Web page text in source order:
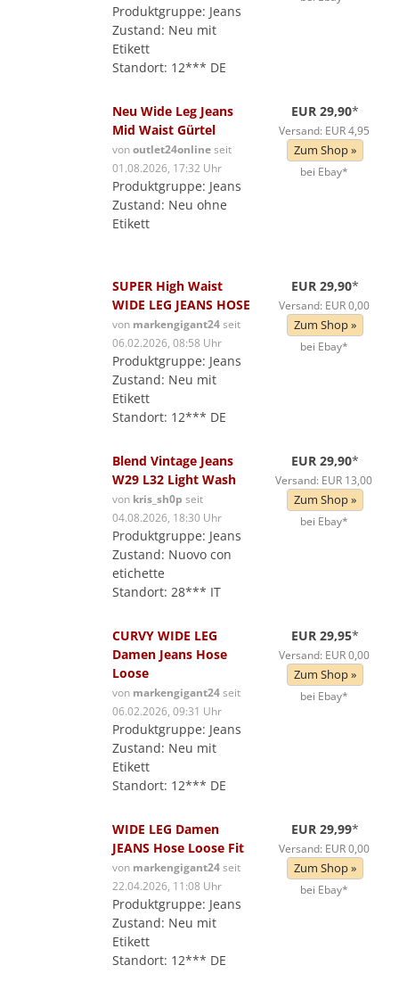
Produktgruppe: Jeans
Zustand: Neu mit
Etikett
Standort: 12*** DE
Neu Wide Leg Jeans
Mid Waist Gürtel
vonoutlet24onlineseit
01.08.2026, 17:32 Uhr
Produktgruppe: Jeans
Zustand: Neu ohne
Etikett
EUR 29,90*
Versand: EUR 4,95
Zum Shop »
bei Ebay*
SUPER High Waist
WIDE LEG JEANS HOSE
von markengigant24seit
06.02.2026, 08:58 Uhr
Produktgruppe: Jeans
Zustand: Neu mit
Etikett
Standort: 12*** DE
EUR 29,90*
Versand: EUR 0,00
Zum Shop »
bei Ebay*
Blend Vintage Jeans
W29 L32 Light Wash
von kris_sh0p seit
04.08.2026, 18:30 Uhr
Produktgruppe: Jeans
Zustand: Nuovo con
etichette
Standort: 28*** IT
EUR 29,90*
Versand: EUR 13,00
Zum Shop »
bei Ebay*
CURVY WIDE LEG
Damen Jeans Hose
Loose
von markengigant24seit
06.02.2026, 09:31 Uhr
Produktgruppe: Jeans
Zustand: Neu mit
Etikett
Standort: 12*** DE
EUR 29,95*
Versand: EUR 0,00
Zum Shop »
bei Ebay*
WIDE LEG Damen
JEANS Hose Loose Fit
von markengigant24seit
22.04.2026, 11:08 Uhr
Produktgruppe: Jeans
Zustand: Neu mit
Etikett
Standort: 12*** DE
EUR 29,99*
Versand: EUR 0,00
Zum Shop »
bei Ebay*